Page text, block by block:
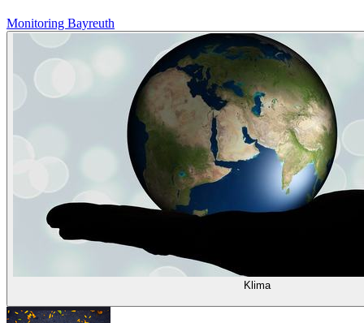
Monitoring Bayreuth
Klima